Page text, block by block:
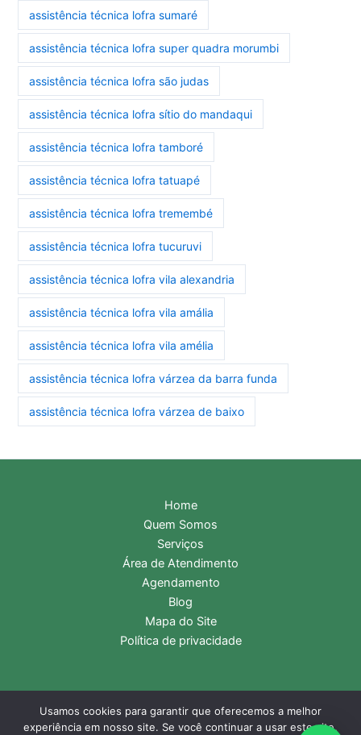
assistência técnica lofra sumaré
assistência técnica lofra super quadra morumbi
assistência técnica lofra são judas
assistência técnica lofra sítio do mandaqui
assistência técnica lofra tamboré
assistência técnica lofra tatuapé
assistência técnica lofra tremembé
assistência técnica lofra tucuruvi
assistência técnica lofra vila alexandria
assistência técnica lofra vila amália
assistência técnica lofra vila amélia
assistência técnica lofra várzea da barra funda
assistência técnica lofra várzea de baixo
Home
Quem Somos
Serviços
Área de Atendimento
Agendamento
Blog
Mapa do Site
Política de privacidade
Copyright © 2026 Assistência Técnica Lofra | Central de
Usamos cookies para garantir que oferecemos a melhor
experiência em nosso site. Se você continuar a usar este site,